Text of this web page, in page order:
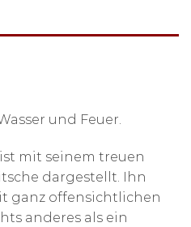
und Feuer.
mit seinem treuen
dargestellt. Ihn
ganz offensichtlichen
anderes als ein